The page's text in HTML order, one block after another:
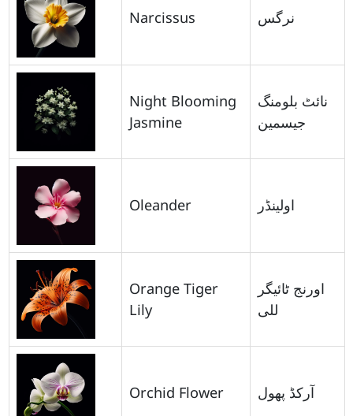
Narcissus نرگس
Night Blooming
Jasmine
نائٹ بلومنگ
جیسمین
Oleander اولینڈر
Orange Tiger
Lily
اورنج ٹائیگر
للی
Orchid Flower آرکڈ پھول